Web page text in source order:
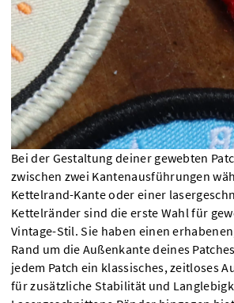
Bei der Gestaltung deiner gewebten
zwischen zwei Kantenausführungen
Kettelrand-Kante oder einer
Kettelränder sind die erste Wahl für
Vintage-Stil. Sie haben einen
Rand um die Außenkante deines
jedem Patch ein klassisches, zeitloses
für zusätzliche Stabilität und